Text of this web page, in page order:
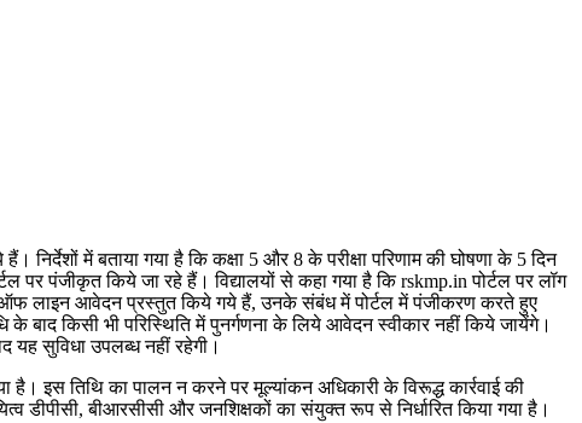
निर्देशों में बताया गया है कि कक्षा 5 और 8 के परीक्षा परिणाम की घोषणा के 5 दिन
पर पंजीकृत किये जा रहे हैं। विद्यालयों से कहा गया है कि rskmp.in पोर्टल पर लॉग
ऑफ लाइन आवेदन प्रस्तुत किये गये हैं, उनके संबंध में पोर्टल में पंजीकरण करते हुए
बाद किसी भी परिस्थिति में पुनर्गणना के लिये आवेदन स्वीकार नहीं किये जायेंगे।
सुविधा उपलब्ध नहीं रहेगी।
इस तिथि का पालन न करने पर मूल्यांकन अधिकारी के विरूद्ध कार्रवाई की
बीआरसीसी और जनशिक्षकों का संयुक्त रूप से निर्धारित किया गया है।